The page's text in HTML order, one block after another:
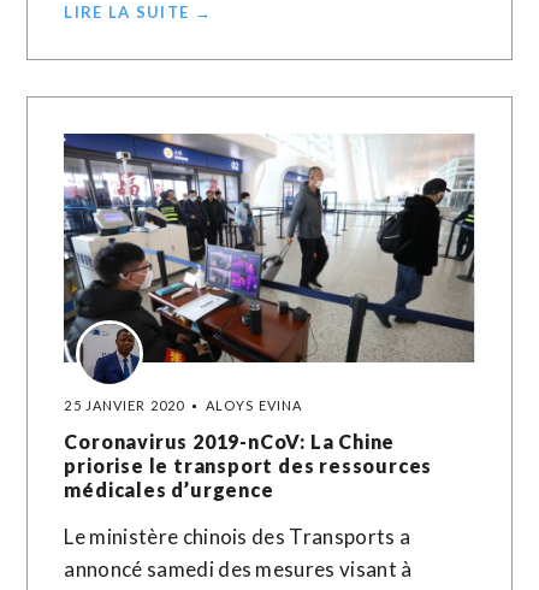
LIRE LA SUITE →
25 JANVIER 2020 ALOYS EVINA
Coronavirus 2019-nCoV: La Chine
priorise le transport des ressources
médicales d’urgence
Le ministère chinois des Transports a
annoncé samedi des mesures visant à